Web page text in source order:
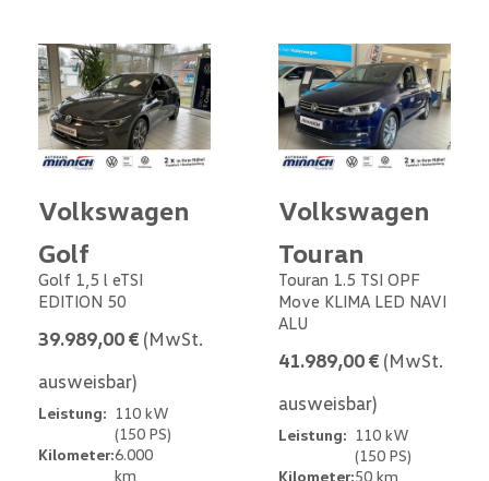
Volkswagen
Golf
Golf 1,5 l eTSI
EDITION 50
39.989,00 € (MwSt.
ausweisbar)
Leistung: 110 kW
(150 PS)
Kilometer:6.000
km
Volkswagen
Touran
Touran 1.5 TSI OPF
Move KLIMA LED NAVI
ALU
41.989,00 € (MwSt.
ausweisbar)
Leistung: 110 kW
(150 PS)
Kilometer:50 km